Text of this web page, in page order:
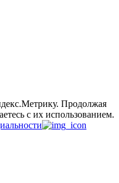
Продолжая
с их использованием.